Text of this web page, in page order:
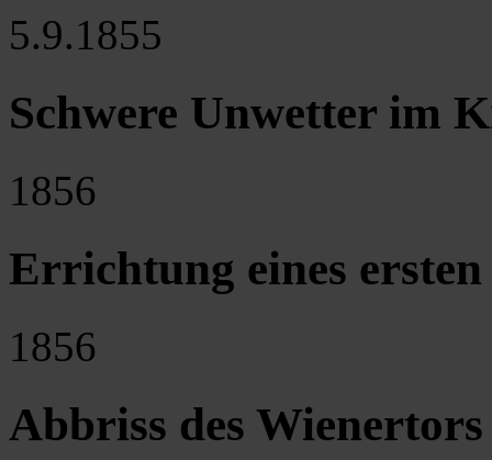
5.9.1855
Schwere Unwetter im
1856
Errichtung eines
1856
Abbriss des